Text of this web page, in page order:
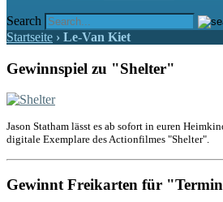
Search
Startseite › Le-Van Kiet
Gewinnspiel zu "Shelter"
Jason Statham lässt es ab sofort in euren
digitale Exemplare des Actionfilmes "Shelter".
Gewinnt Freikarten für